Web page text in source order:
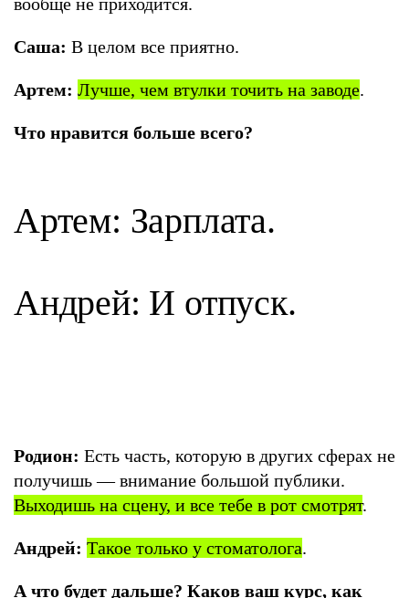
Саша: В целом все приятно.
Артем: Лучше, чем втулки точить на заводе.
Что нравится больше всего?
Артем: Зарплата.
Андрей: И отпуск.
Родион: Есть часть, которую в других сферах не
получишь — внимание большой публики.
Выходишь на сцену, и все тебе в рот смотрят.
Андрей: Такое только у стоматолога.
А что будет дальше? Каков ваш курс, как